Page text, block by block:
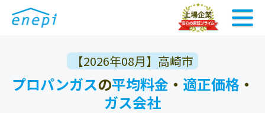
【2026年08月】高崎市
プロパンガスの平均料金 ・ 適正価格 ・
ガス会社